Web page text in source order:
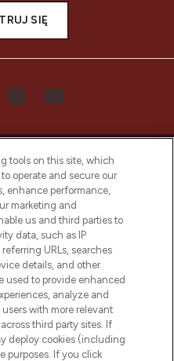
SIĘ
która dowie się o
od niszowych i
trendach i
redakcyjne
cookie
My Personal
tools on this site, which
operate and secure our
enhance performance,
marketing and
us and third parties to
data, such as IP
URLs, searches
details, and other
used to provide enhanced
analyze and
with more relevant
third party sites. If
deploy cookies (including
purposes. If you click